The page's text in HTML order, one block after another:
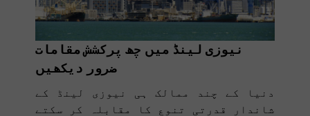
نیوزی لینڈ میں چھ پرکشش مقامات
ضرور دیکھیں
دنیا کے چند ممالک ہی نیوزی لینڈ کے
شاندار قدرتی تنوع کا مقابلہ کر سکتے